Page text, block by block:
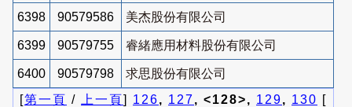
6398 90579586 美杰股份有限公司
6399 90579755 睿緒應用材料股份有限公司
6400 90579798
求思股份有限公司
[第一頁 / 上一頁] 126, 127, <128>, 129, 130 [